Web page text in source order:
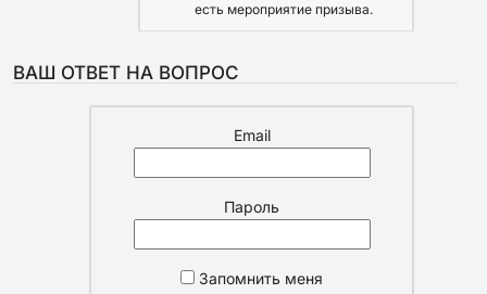
есть мероприятие призыва.
ВАШ ОТВЕТ НА ВОПРОС
Email
Пароль
Запомнить меня